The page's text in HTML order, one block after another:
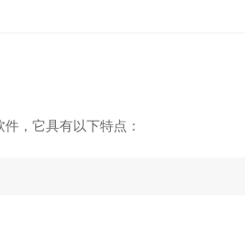
件，它具有以下特点：